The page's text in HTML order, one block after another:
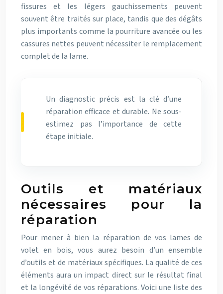
fissures et les légers gauchissements peuvent
souvent être traités sur place, tandis que des dégâts
plus importants comme la pourriture avancée ou les
cassures nettes peuvent nécessiter le remplacement
complet de la lame.
Un diagnostic précis est la clé d’une
réparation efficace et durable. Ne sous-
estimez pas l’importance de cette
étape initiale.
Outils et matériaux
nécessaires pour la
réparation
Pour mener à bien la réparation de vos lames de
volet en bois, vous aurez besoin d’un ensemble
d’outils et de matériaux spécifiques. La qualité de ces
éléments aura un impact direct sur le résultat final
et la longévité de vos réparations. Voici une liste des